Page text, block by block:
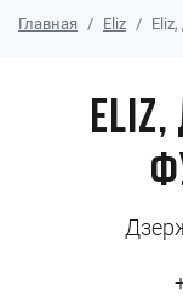
Главная Eliz
Eliz,